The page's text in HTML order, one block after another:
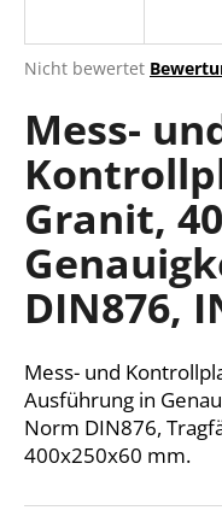
Die
Produktbewertung
ist
0,0
von
5
Sternen.
Nicht bewertet
Mess-
Granit,
DIN876,
Mess- und
Ausführung in
Norm DIN876,
400x250x60 mm.
W
i
r
e
m
p
e
h
l
e